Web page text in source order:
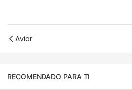
Aviar
RECOMENDADO PARA TI